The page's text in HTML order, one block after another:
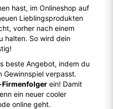
hast, im Onlineshop auf
Lieblingsprodukten
vorher nach einem
halten. So wird dein
beste Angebot, indem du
Gewinnspiel verpasst.
Firmenfolger ein! Damit
ein neuer cooler
online geht.